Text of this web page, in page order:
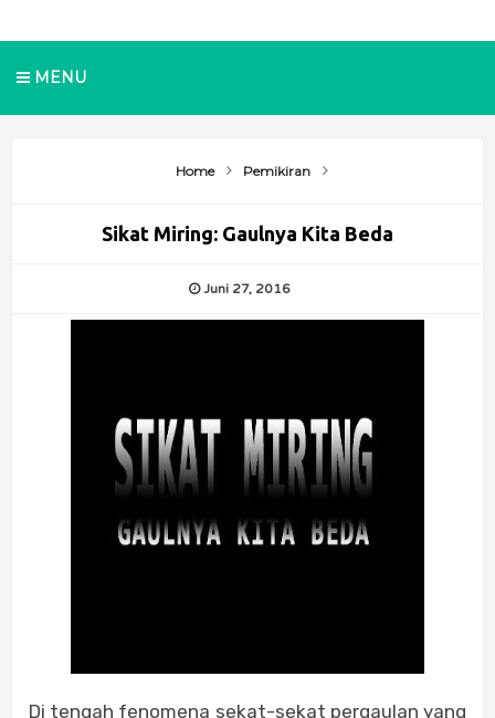
MENU
Home Pemikiran
Sikat Miring: Gaulnya Kita Beda
Juni 27, 2016
Di tengah fenomena sekat-sekat pergaulan yang